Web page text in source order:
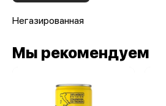
Негазированная
Мы рекомендуем